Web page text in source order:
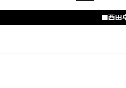
About Suguru Nishida（COO）
会計・財務支援
会社設立支援
経営コンサルティング／経
海外進出・販路開拓支援
IT・DX化支援 / AI活用
■西田卓｜海外実務レ